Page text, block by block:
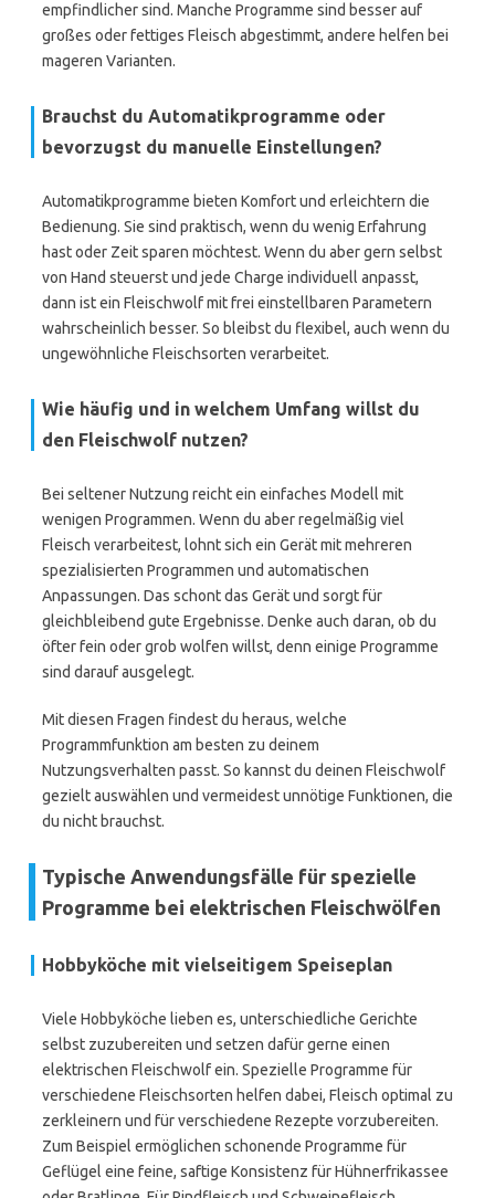
empfindlicher sind. Manche Programme sind besser auf
großes oder fettiges Fleisch abgestimmt, andere helfen bei
mageren Varianten.
Brauchst du Automatikprogramme oder
bevorzugst du manuelle Einstellungen?
Automatikprogramme bieten Komfort und erleichtern die
Bedienung. Sie sind praktisch, wenn du wenig Erfahrung
hast oder Zeit sparen möchtest. Wenn du aber gern selbst
von Hand steuerst und jede Charge individuell anpasst,
dann ist ein Fleischwolf mit frei einstellbaren Parametern
wahrscheinlich besser. So bleibst du flexibel, auch wenn du
ungewöhnliche Fleischsorten verarbeitet.
Wie häufig und in welchem Umfang willst du
den Fleischwolf nutzen?
Bei seltener Nutzung reicht ein einfaches Modell mit
wenigen Programmen. Wenn du aber regelmäßig viel
Fleisch verarbeitest, lohnt sich ein Gerät mit mehreren
spezialisierten Programmen und automatischen
Anpassungen. Das schont das Gerät und sorgt für
gleichbleibend gute Ergebnisse. Denke auch daran, ob du
öfter fein oder grob wolfen willst, denn einige Programme
sind darauf ausgelegt.
Mit diesen Fragen findest du heraus, welche
Programmfunktion am besten zu deinem
Nutzungsverhalten passt. So kannst du deinen Fleischwolf
gezielt auswählen und vermeidest unnötige Funktionen, die
du nicht brauchst.
Typische Anwendungsfälle für spezielle
Programme bei elektrischen Fleischwölfen
Hobbyköche mit vielseitigem Speiseplan
Viele Hobbyköche lieben es, unterschiedliche Gerichte
selbst zuzubereiten und setzen dafür gerne einen
elektrischen Fleischwolf ein. Spezielle Programme für
verschiedene Fleischsorten helfen dabei, Fleisch optimal zu
zerkleinern und für verschiedene Rezepte vorzubereiten.
Zum Beispiel ermöglichen schonende Programme für
Geflügel eine feine, saftige Konsistenz für Hühnerfrikassee